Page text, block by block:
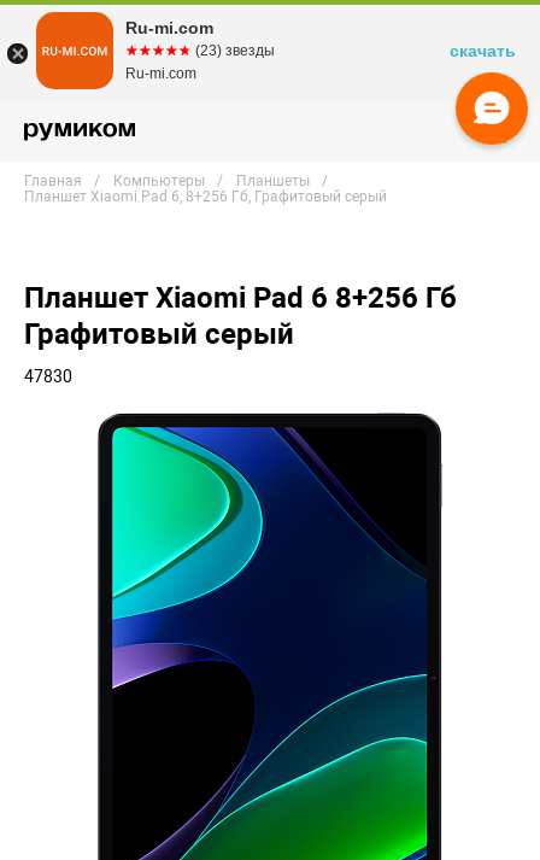
Главная Компьютеры
Планшеты
Планшет Xiaomi Pad 6, 8+256 Гб, Графитовый серый
Планшет Xiaomi Pad 6 8+256 Гб
Графитовый серый
47830
Ru-mi.com
☆☆☆☆☆
★★★★★ (23) звезды
Ru-mi.com
скачать